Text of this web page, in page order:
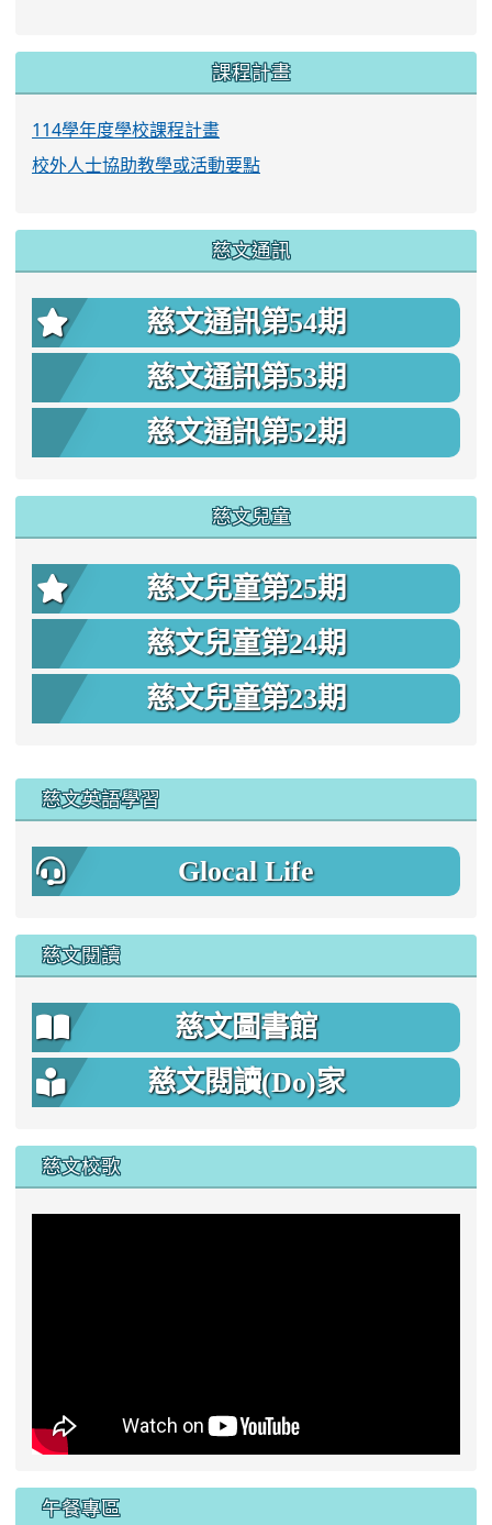
課程計畫
114學年度學校課程計畫
校外人士協助教學或活動要點
慈文通訊
慈文通訊第54期
慈文通訊第53期
慈文通訊第52期
慈文兒童
慈文兒童第25期
慈文兒童第24期
慈文兒童第23期
::: 慈文英語學習
Glocal Life
慈文閱讀
慈文圖書館
慈文閱讀(Do)家
慈文校歌
午餐專區